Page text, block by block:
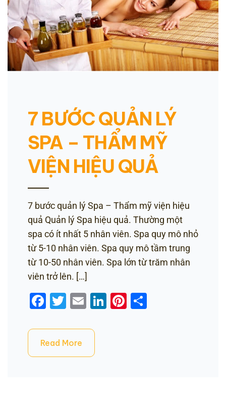
7 BƯỚC QUẢN LÝ
SPA – THẨM MỸ
VIỆN HIỆU QUẢ
7 bước quản lý Spa – Thẩm mỹ viện hiệu
quả Quản lý Spa hiệu quả. Thường một
spa có ít nhất 5 nhân viên. Spa quy mô nhỏ
từ 5-10 nhân viên. Spa quy mô tầm trung
từ 10-50 nhân viên. Spa lớn từ trăm nhân
viên trở lên. […]
Facebook
Twitter
EmailLinkedIn
Pinterest
Read More